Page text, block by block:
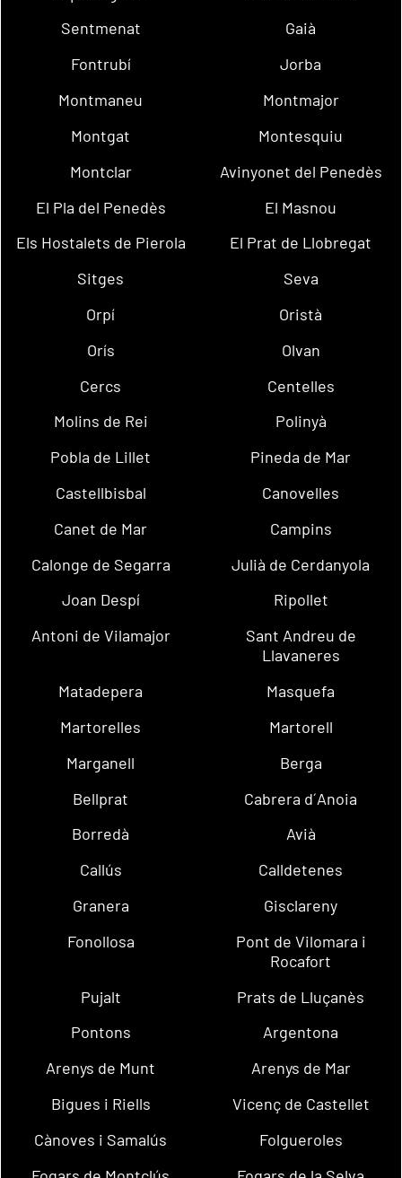
Sentmenat
Gaià
Fontrubí
Jorba
Montmaneu
Montmajor
Montgat
Montesquiu
Montclar
Avinyonet del Penedès
El Pla del Penedès
El Masnou
Els Hostalets de Pierola
El Prat de Llobregat
Sitges
Seva
Orpí
Oristà
Orís
Olvan
Cercs
Centelles
Molins de Rei
Polinyà
Pobla de Lillet
Pineda de Mar
Castellbisbal
Canovelles
Canet de Mar
Campins
Calonge de Segarra
Julià de Cerdanyola
Joan Despí
Ripollet
Antoni de Vilamajor
Sant Andreu de
Llavaneres
Matadepera
Masquefa
Martorelles
Martorell
Marganell
Berga
Bellprat
Cabrera d´Anoia
Borredà
Avià
Callús
Calldetenes
Granera
Gisclareny
Fonollosa
Pont de Vilomara i
Rocafort
Pujalt
Prats de Lluçanès
Pontons
Argentona
Arenys de Munt
Arenys de Mar
Bigues i Riells
Vicenç de Castellet
Cànoves i Samalús
Folgueroles